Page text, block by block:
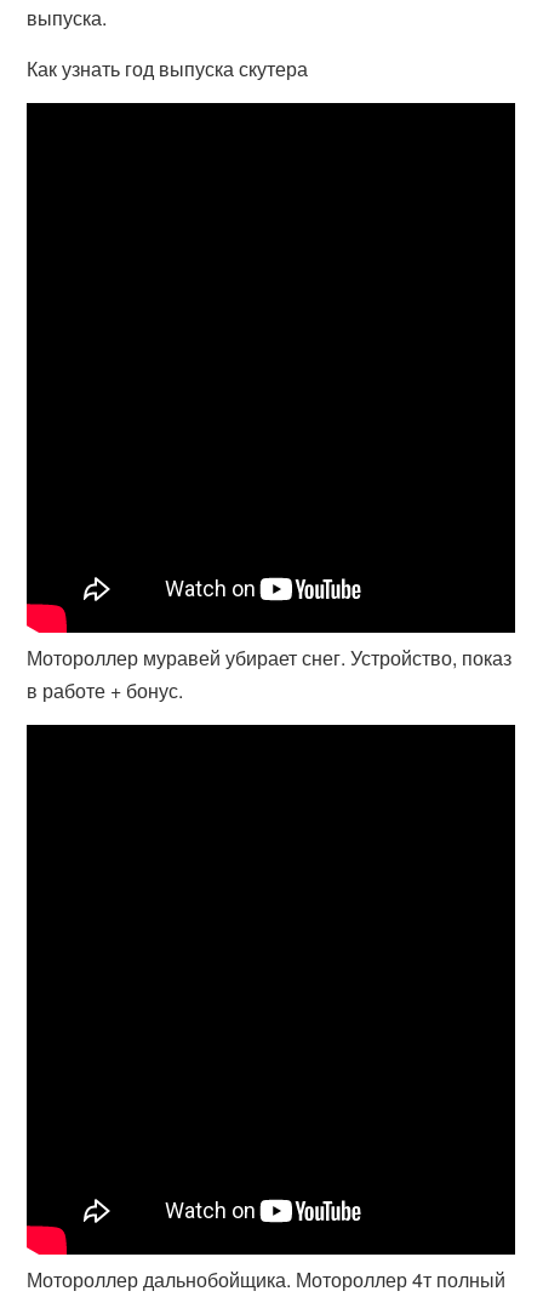
выпуска.
Как узнать год выпуска скутера
Мотороллер муравей убирает снег. Устройство, показ
в работе + бонус.
Мотороллер дальнобойщика. Мотороллер 4т полный